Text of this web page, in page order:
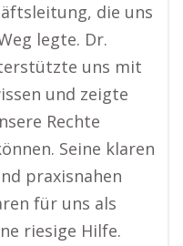
die uns
legte. Dr.
uns mit
und zeigte
Rechte
Seine klaren
praxisnahen
für uns als
riesige Hilfe.